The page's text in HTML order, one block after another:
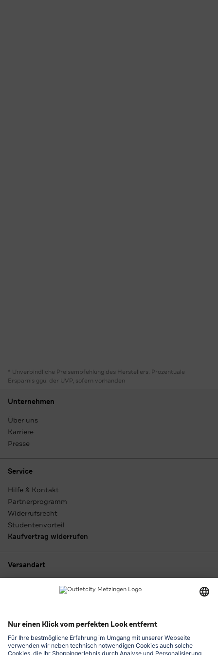
* Unverbindliche Preisempfehlung des Herstellers. Prozentuale
Ersparnis ggü. der UVP, sofern vorhanden
Unternehmen
Über uns
Karriere
Presse
Service
Hilfe & Kontakt
Partnerprogramm
Widerrufsrecht
Studentenvorteil
Kaufvertrag widerrufen
Versandart